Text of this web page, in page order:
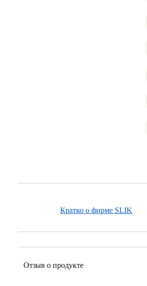
Кратко о фирме SLIK
Отзыв о продукте